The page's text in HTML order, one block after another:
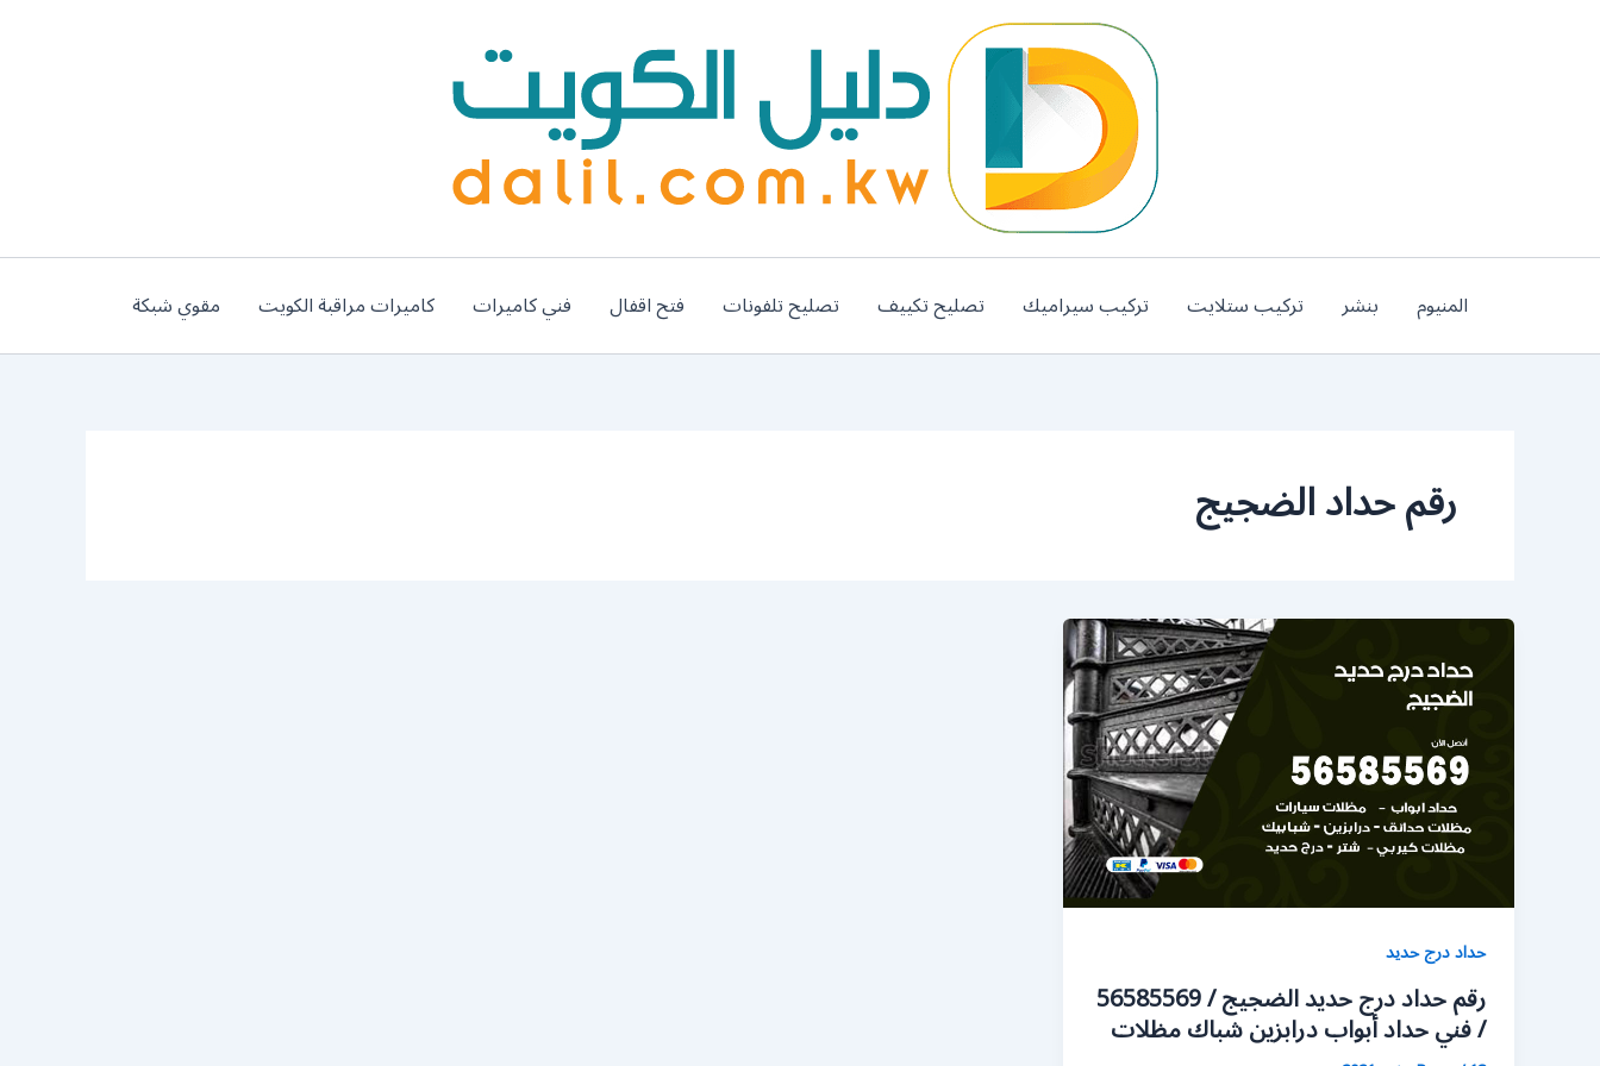
المنيوم بنشر تركيب ستلايت تركيب سيراميك تصليح تكييف تصليح تلفونات فتح اقفال فني كاميرات كاميرات مراقبة الكويت مقوي شبكة
رقم حداد الضجيج
حداد درج حديد
رقم حداد درج حديد الضجيج / 56585569
/ فني حداد أبواب درابزين شباك مظلات